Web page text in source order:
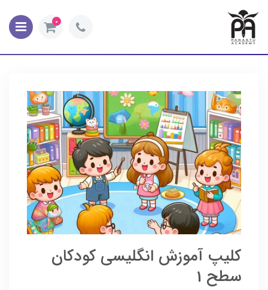
0
کلیپ آموزش انگلیسی کودکان
سطح 1